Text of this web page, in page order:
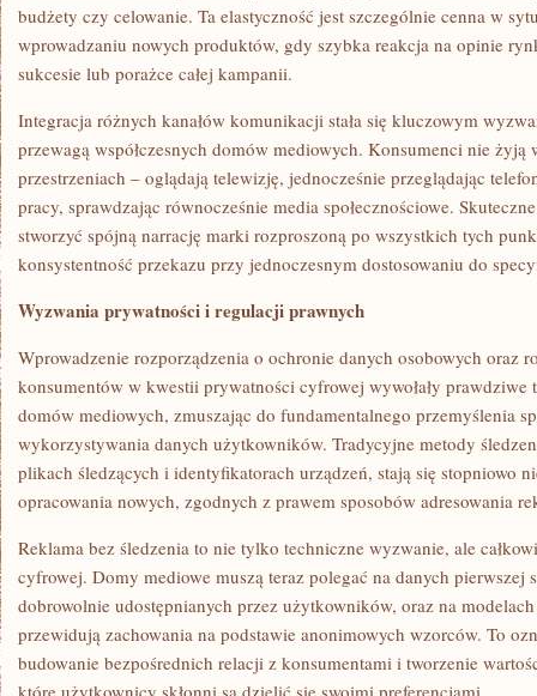
budżety czy celowanie. Ta elastyczność jest szczególnie cenna w
wprowadzaniu nowych produktów, gdy szybka reakcja na opinie
sukcesie lub porażce całej kampanii.
Integracja różnych kanałów komunikacji stała się kluczowym
przewagą współczesnych domów mediowych. Konsumenci nie
przestrzeniach – oglądają telewizję, jednocześnie przeglądając
pracy, sprawdzając równocześnie media społecznościowe.
stworzyć spójną narrację marki rozproszoną po wszystkich tych
konsystentność przekazu przy jednoczesnym dostosowaniu do
Wyzwania prywatności i regulacji prawnych
Wprowadzenie rozporządzenia o ochronie danych osobowych oraz
konsumentów w kwestii prywatności cyfrowej wywołały prawdziwe
domów mediowych, zmuszając do fundamentalnego przemyślenia
wykorzystywania danych użytkowników. Tradycyjne metody
plikach śledzących i identyfikatorach urządzeń, stają się stopniowo
opracowania nowych, zgodnych z prawem sposobów adresowania
Reklama bez śledzenia to nie tylko techniczne wyzwanie, ale
cyfrowej. Domy mediowe muszą teraz polegać na danych pierwszej
dobrowolnie udostępnianych przez użytkowników, oraz na
przewidują zachowania na podstawie anonimowych wzorców. To
budowanie bezpośrednich relacji z konsumentami i tworzenie
które użytkownicy skłonni są dzielić się swoimi preferencjami.